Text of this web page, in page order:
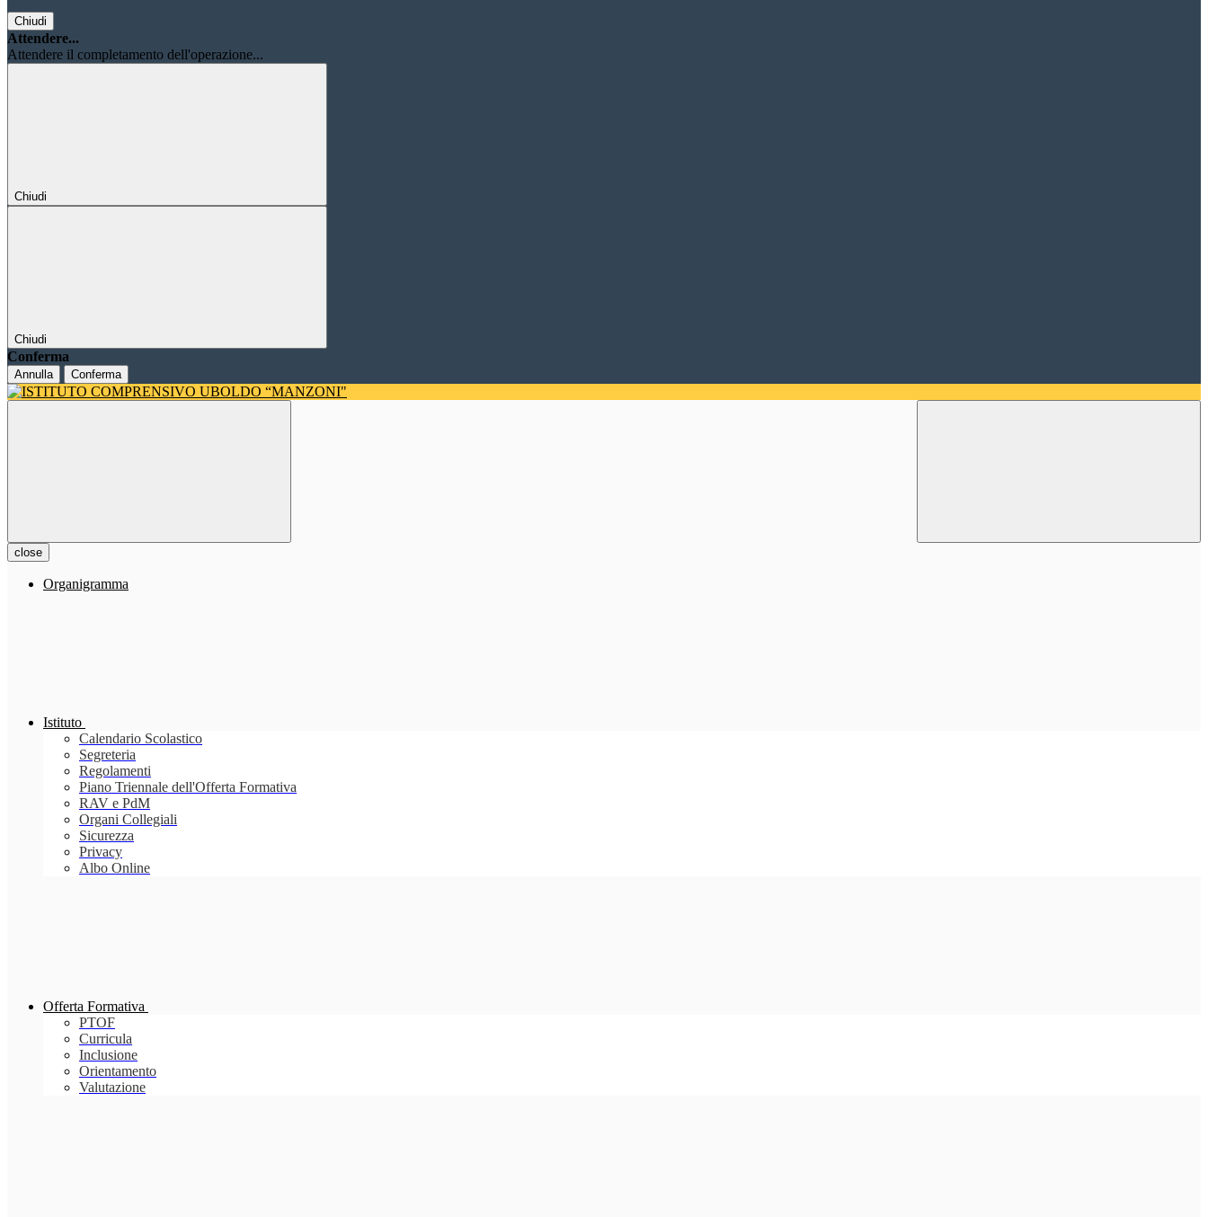
Chiudi
Attendere...
Attendere il completamento dell'operazione...
Chiudi
Chiudi
Conferma
Annulla Conferma
close
Organigramma
Istituto
Calendario Scolastico
Segreteria
Regolamenti
Piano Triennale dell'Offerta Formativa
RAV e PdM
Organi Collegiali
Sicurezza
Privacy
Albo Online
Offerta Formativa
PTOF
Curricula
Inclusione
Orientamento
Valutazione